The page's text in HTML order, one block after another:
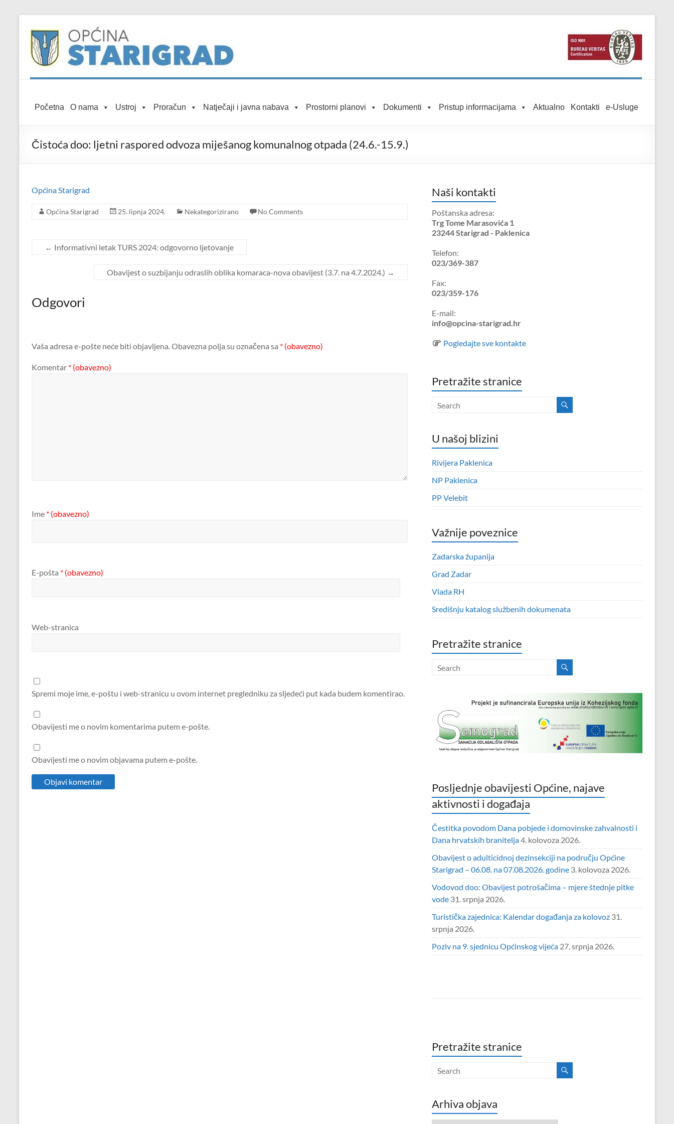
content
Općina
Službena
mrežna
Početna O nama Ustroj Proračun Natječaji i javna nabava Prostorni planovi Dokumenti Pristup informacijama Aktualno Kontakti e-Usluge
Čistoća doo: ljetni raspored odvoza miješanog komunalnog otpada (24.6.-15.9.)
Općina Starigrad
Općina Starigrad 25. lipnja 2024. Nekategorizirano No Comments
← Informativni letak TURS 2024: odgovorno ljetovanje
Obavijest o suzbijanju odraslih oblika komaraca-nova obavijest (3.7. na 4.7.2024.) →
Odgovori
Vaša adresa e-pošte neće biti objavljena.Obavezna polja su označena sa * (obavezno)
Komentar * (obavezno)
Ime * (obavezno)
E-pošta * (obavezno)
Web-stranica
Spremi moje ime, e-poštu i web-stranicu u ovom internet pregledniku za sljedeći put kada budem komentirao.
Obavijesti me o novim komentarima putem e-pošte.
Obavijesti me o novim objavama putem e-pošte.
Naši kontakti
Poštanska adresa:
Trg Tome Marasovića 1
23244 Starigrad - Paklenica
Telefon:
023/369-387
Fax:
023/359-176
E-mail:
info@opcina-starigrad.hr
Pogledajte sve kontakte
Pretražite stranice
U našoj blizini
Rivijera Paklenica
NP Paklenica
PP Velebit
Važnije poveznice
Zadarska županija
Grad Zadar
Vlada RH
Središnju katalog službenih dokumenata
Pretražite stranice
Posljednje obavijesti Općine, najave
aktivnosti i događaja
Čestitka povodom Dana pobjede i domovinske zahvalnosti i
Dana hrvatskih branitelja4. kolovoza 2026.
Obavijest o adulticidnoj dezinsekciji na području Općine
Starigrad – 06.08. na 07.08.2026. godine 3. kolovoza 2026.
Vodovod doo: Obavijest potrošačima – mjere štednje pitke
vode 31. srpnja 2026.
Turistička zajednica: Kalendar događanja za kolovoz 31.
srpnja 2026.
Poziv na 9. sjednicu Općinskog vijeća 27. srpnja 2026.
Pretražite stranice
Arhiva objava